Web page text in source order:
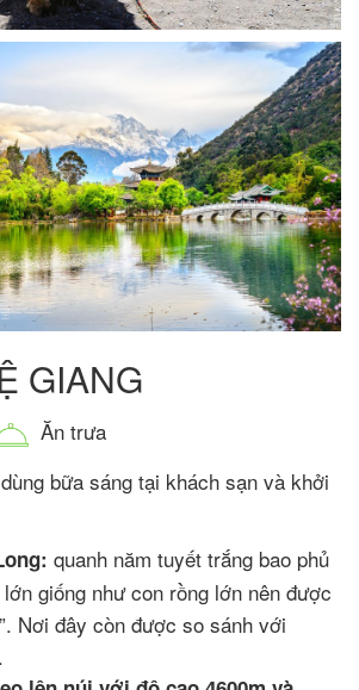
GIANG
Ăn trưa
bữa sáng tại khách sạn và khởi
quanh năm tuyết trắng bao phủ
giống như con rồng lớn nên được
Nơi đây còn được so sánh với